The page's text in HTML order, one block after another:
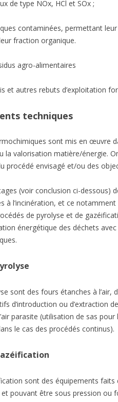
de type NOx, HCl et SOx ;
contaminées, permettant
fraction organique.
agro-alimentaires
et autres rebuts d’exploitation
techniques
sont mis en œuvre
la valorisation matière/énergie.
procédé envisagé et/ou des
(voir conclusion ci-dessous)
à l’incinération, et ce
de pyrolyse et de
énergétique des déchets
sont des fours étanches à l’air,
d’introduction ou d’extraction
parasite (utilisation de sas
le cas des procédés continus).
sont des équipements
et pouvant être sous pression ou